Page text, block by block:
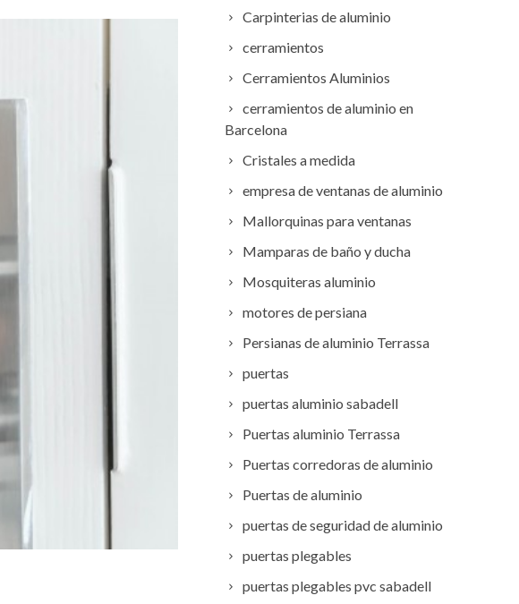
Carpinterias de aluminio
cerramientos
Cerramientos Aluminios
cerramientos de aluminio en
Barcelona
Cristales a medida
empresa de ventanas de aluminio
Mallorquinas para ventanas
Mamparas de baño y ducha
Mosquiteras aluminio
motores de persiana
Persianas de aluminio Terrassa
puertas
puertas aluminio sabadell
Puertas aluminio Terrassa
Puertas corredoras de aluminio
Puertas de aluminio
puertas de seguridad de aluminio
puertas plegables
puertas plegables pvc sabadell